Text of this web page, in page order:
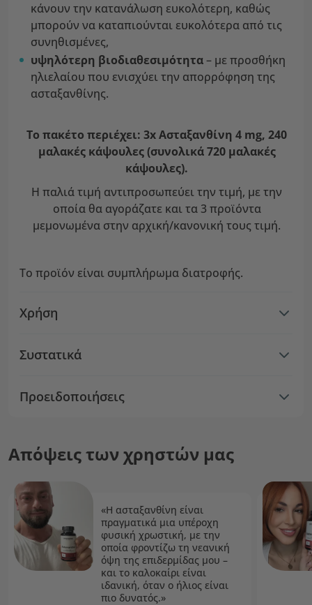
κάνουν την κατανάλωση ευκολότερη, καθώς
μπορούν να καταπιούνται ευκολότερα από τις
συνηθισμένες,
υψηλότερη βιοδιαθεσιμότητα– με προσθήκη
ηλιελαίου που ενισχύει την απορρόφηση της
ασταξανθίνης.
Το πακέτο περιέχει: 3x Ασταξανθίνη 4 mg, 240
μαλακές κάψουλες (συνολικά 720 μαλακές
κάψουλες).
Η παλιά τιμή αντιπροσωπεύει την τιμή, με την
οποία θα αγοράζατε και τα 3 προϊόντα
μεμονωμένα στην αρχική/κανονική τους τιμή.
Το προϊόν είναι συμπλήρωμα διατροφής.
Χρήση
Συστατικά
Προειδοποιήσεις
Απόψεις των χρηστών μας
«Η ασταξανθίνη είναι
πραγματικά μια υπέροχη
φυσική χρωστική, με την
οποία φροντίζω τη νεανική
όψη της επιδερμίδας μου –
και το καλοκαίρι είναι
ιδανική, όταν ο ήλιος είναι
πιο δυνατός.»